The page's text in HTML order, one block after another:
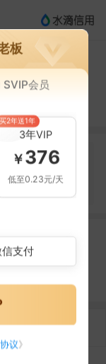
提示信息
当前企业(0条)
板
SVIP会员
3年VIP
￥376
低至0.23元/天
买2年送1年
信支付
议》